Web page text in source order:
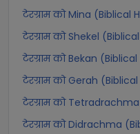
टेरग्राम को Mina
टेरग्राम को Shekel
टेरग्राम को Bekan
टेरग्राम को Gerah
टेरग्राम को
टेरग्राम को Didrachma